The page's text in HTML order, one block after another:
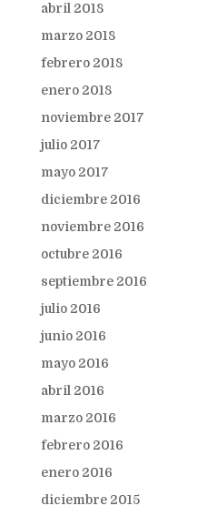
abril 2018
marzo 2018
febrero 2018
enero 2018
noviembre 2017
julio 2017
mayo 2017
diciembre 2016
noviembre 2016
octubre 2016
septiembre 2016
julio 2016
junio 2016
mayo 2016
abril 2016
marzo 2016
febrero 2016
enero 2016
diciembre 2015